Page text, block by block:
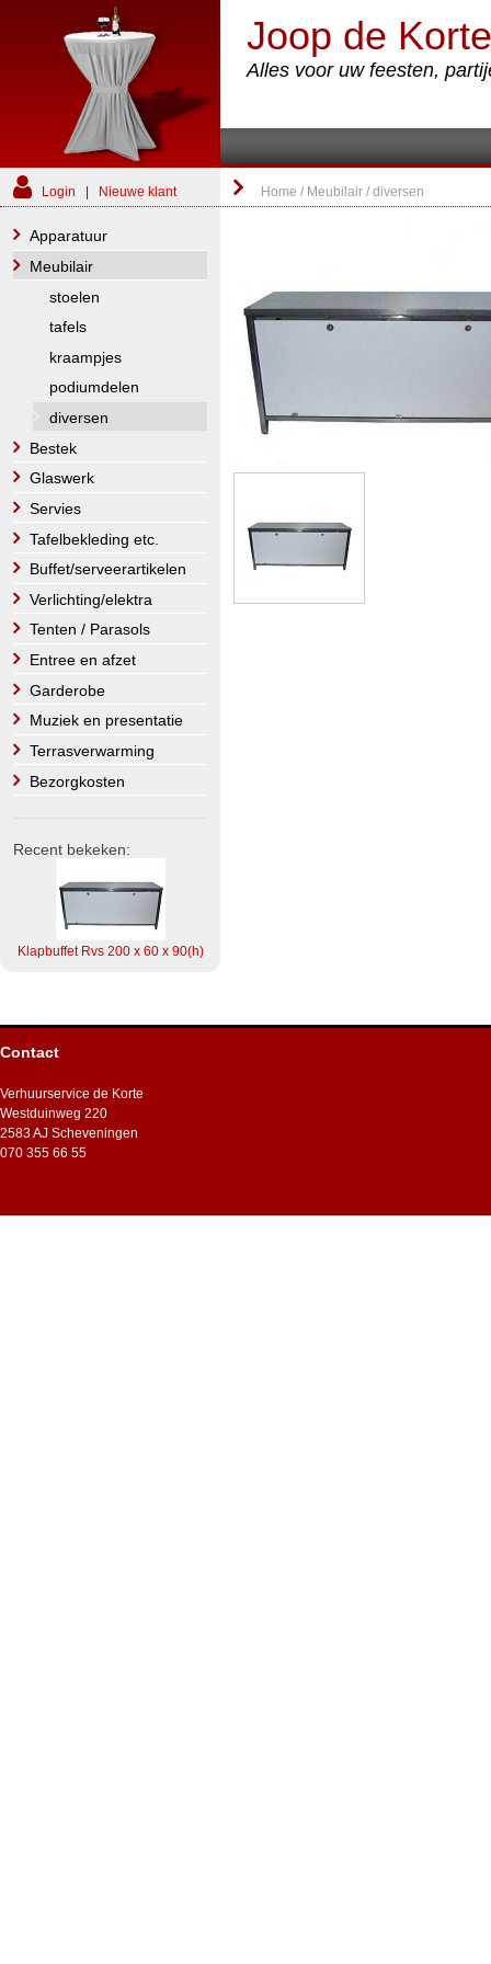
Joop de
Alles voor uw feesten,
Login Nieuwe klant Home / Meubilair /diversen
Apparatuur
Meubilair
stoelen
tafels
kraampjes
podiumdelen
diversen
Bestek
Glaswerk
Servies
Tafelbekleding etc.
Buffet/serveerartikelen
Verlichting/elektra
Tenten / Parasols
Entree en afzet
Garderobe
Muziek en presentatie
Terrasverwarming
Bezorgkosten
Recent bekeken:
Klapbuffet Rvs 200 x 60 x 90(h)
Contact
Verhuurservice de Korte
Westduinweg 220
2583 AJ Scheveningen
070 355 66 55